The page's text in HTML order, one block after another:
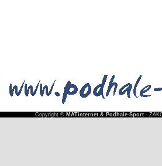
Copyright © MATinternet & Podhale-Sport-